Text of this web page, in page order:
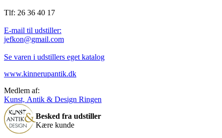
Tlf: 26 36 40 17
E-mail til udstiller:
jefkon@gmail.com
Se varen i udstillers eget katalog
www.kinnerupantik.dk
Medlem af:
Kunst, Antik & Design Ringen
Besked fra udstiller
Kære kunde